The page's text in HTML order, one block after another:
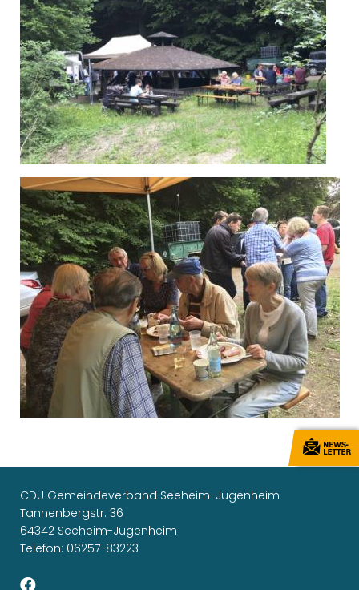
CDU Gemeindeverband Seeheim-Jugenheim
Tannenbergstr. 36
64342 Seeheim-Jugenheim
Telefon: 06257-83223